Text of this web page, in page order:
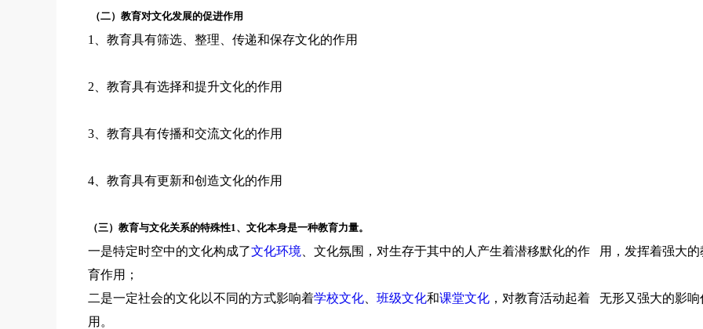
（二）教育对文化发展的促进作用
1、教育具有筛选、整理、传递和保存文化的作用
2、教育具有选择和提升文化的作用
3、教育具有传播和交流文化的作用
4、教育具有更新和创造文化的作用
（三）教育与文化关系的特殊性1、文化本身是一种教育力量。
一是特定时空中的文化构成了文化环境 、文化氛围，对生存于其中的人产生着潜移默化的作 用，发挥着强大的
育作用；
二是一定社会的文化以不同的方式影响着学校文化 班级文化和课堂文化 ，对教育活动起着 无形又强大的影响
用。